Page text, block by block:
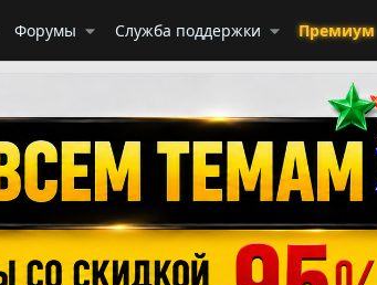
Форумы Служба поддержки Премиум